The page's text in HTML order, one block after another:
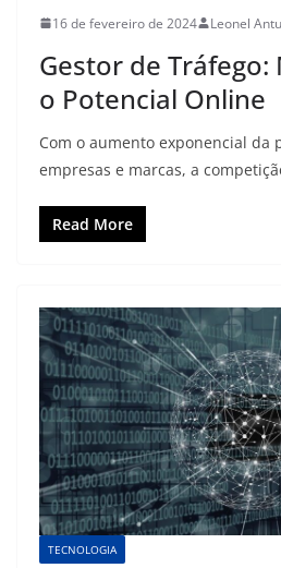
16 de fevereiro de 2024 Leonel
Gestor de
o Potencial Online
Com o aumento exponencial da
empresas e marcas, a
Read More
TECNOLOGIA